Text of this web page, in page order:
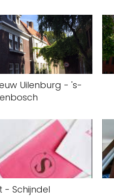
Uilenburg - 's-
- Schijndel